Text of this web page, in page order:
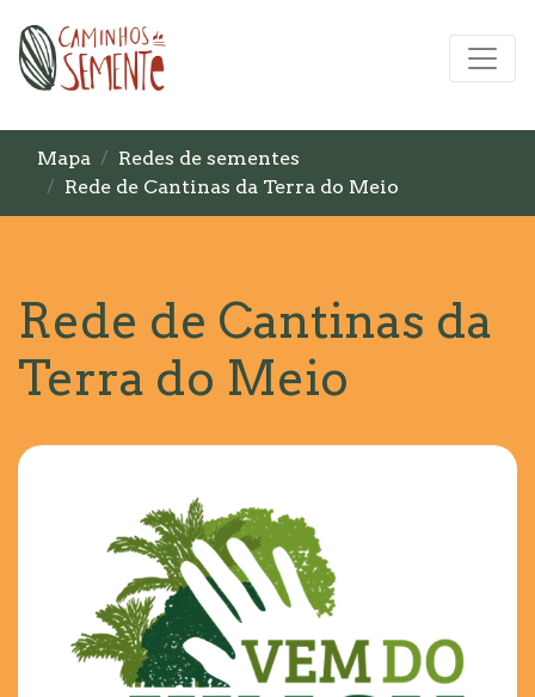
Mapa
Redes de sementes
Rede de Cantinas da Terra do Meio
Rede de Cantinas da
Terra do Meio